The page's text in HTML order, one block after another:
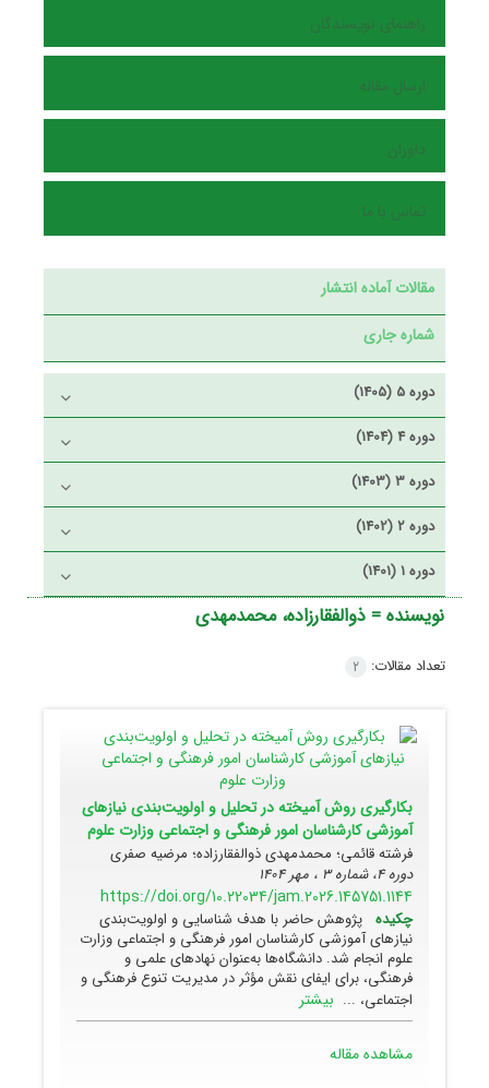
راهنمای نویسندگان
ارسال مقاله
داوران
تماس با ما
مقالات آماده انتشار
شماره جاری
دوره 5 (1405)
دوره 4 (1404)
دوره 3 (1403)
دوره 2 (1402)
دوره 1 (1401)
نویسنده = ذوالفقارزاده، محمدمهدی
تعداد مقالات: 2
بکارگیری روش آمیخته در تحلیل و اولویت‌بندی نیازهای
آموزشی کارشناسان امور فرهنگی و اجتماعی وزارت علوم
فرشته قائمی؛ محمدمهدی ذوالفقارزاده؛ مرضیه صفری
دوره 4، شماره 3 ، مهر 1404
https://doi.org/10.22034/jam.2026.145751.1144
چکیده پژوهش حاضر با هدف شناسایی و اولویت‌بندی
نیازهای آموزشی کارشناسان امور فرهنگی و اجتماعی وزارت
علوم انجام شد. دانشگاه‌ها به‌عنوان نهادهای علمی و
فرهنگی، برای ایفای نقش مؤثر در مدیریت تنوع فرهنگی و
اجتماعی، ... بیشتر
مشاهده مقاله